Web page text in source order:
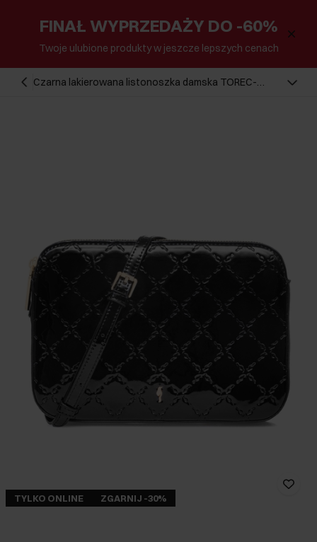
FINAŁ WYPRZEDAŻY DO -60%
Twoje ulubione produkty w jeszcze lepszych cenach
Czarna lakierowana listonoszka damska TOREC-
TYLKO ONLINE ZGARNIJ -30%